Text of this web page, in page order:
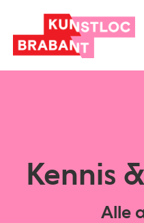
Kennis
Alle